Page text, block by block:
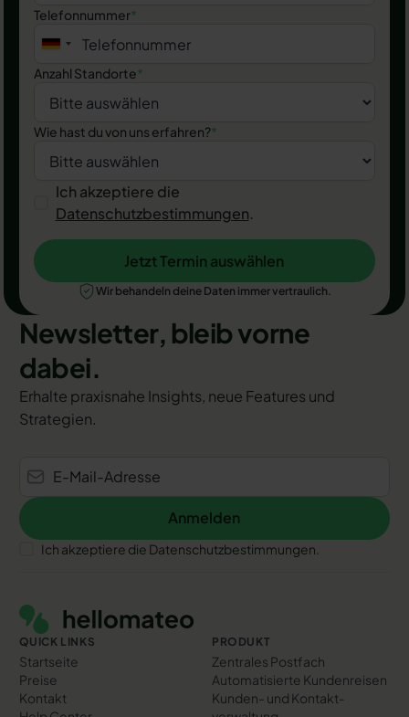
Telefonnummer*
Anzahl Standorte*
Wie hast du von uns erfahren?*
Ich akzeptiere die
Datenschutzbestimmungen.
Jetzt Termin auswählen
Jetzt Termin auswählen
Wir behandeln deine Daten immer vertraulich.
Newsletter, bleib vorne
dabei.
Erhalte praxisnahe Insights, neue Features und
Strategien.
Anmelden
Anmelden
Ich akzeptiere die Datenschutzbestimmungen.
QUICK LINKS
Startseite
Preise
Kontakt
PRODUKT
Zentrales Postfach
Automatisierte Kundenreisen
Kunden- und Kontakt­